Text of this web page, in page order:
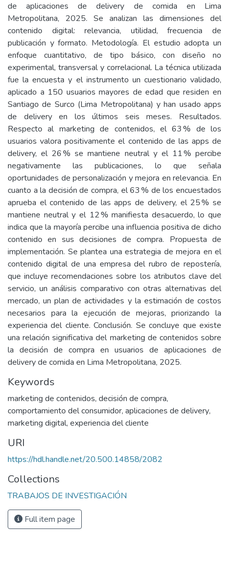
de aplicaciones de delivery de comida en Lima
Metropolitana, 2025. Se analizan las dimensiones del
contenido digital: relevancia, utilidad, frecuencia de
publicación y formato. Metodología. El estudio adopta un
enfoque cuantitativo, de tipo básico, con diseño no
experimental, transversal y correlacional. La técnica utilizada
fue la encuesta y el instrumento un cuestionario validado,
aplicado a 150 usuarios mayores de edad que residen en
Santiago de Surco (Lima Metropolitana) y han usado apps
de delivery en los últimos seis meses. Resultados.
Respecto al marketing de contenidos, el 63 % de los
usuarios valora positivamente el contenido de las apps de
delivery, el 26 % se mantiene neutral y el 11 % percibe
negativamente las publicaciones, lo que señala
oportunidades de personalización y mejora en relevancia. En
cuanto a la decisión de compra, el 63 % de los encuestados
aprueba el contenido de las apps de delivery, el 25 % se
mantiene neutral y el 12 % manifiesta desacuerdo, lo que
indica que la mayoría percibe una influencia positiva de dicho
contenido en sus decisiones de compra. Propuesta de
implementación. Se plantea una estrategia de mejora en el
contenido digital de una empresa del rubro de repostería,
que incluye recomendaciones sobre los atributos clave del
servicio, un análisis comparativo con otras alternativas del
mercado, un plan de actividades y la estimación de costos
necesarios para la ejecución de mejoras, priorizando la
experiencia del cliente. Conclusión. Se concluye que existe
una relación significativa del marketing de contenidos sobre
la decisión de compra en usuarios de aplicaciones de
delivery de comida en Lima Metropolitana, 2025.
Keywords
marketing de contenidos, decisión de compra,
comportamiento del consumidor, aplicaciones de delivery,
marketing digital, experiencia del cliente
URI
https://hdl.handle.net/20.500.14858/2082
Collections
TRABAJOS DE INVESTIGACIÓN
Full item page